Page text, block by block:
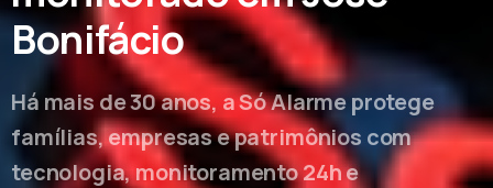
Bonifácio
Há mais de 30 anos, a Só Alarme protege
famílias, empresas e patrimônios com
tecnologia, monitoramento 24h e